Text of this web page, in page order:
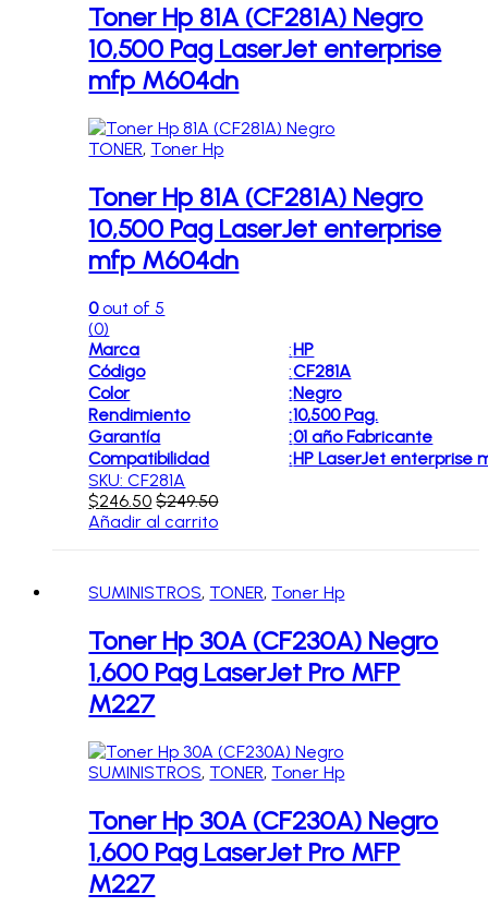
Toner Hp 81A (CF281A) Negro
10,500 Pag LaserJet enterprise
mfp M604dn
TONER, Toner Hp
Toner Hp 81A (CF281A) Negro
10,500 Pag LaserJet enterprise
mfp M604dn
0out of 5
(0)
Marca
:HP
Código
:CF281A
Color
:Negro
Rendimiento
:10,500 Pag.
Garantía
:01 año Fabricante
Compatibilidad
:HP LaserJet enterprise
SKU: CF281A
$246.50 $249.50
Añadir al carrito
SUMINISTROS, TONER, Toner Hp
Toner Hp 30A (CF230A) Negro
1,600 Pag LaserJet Pro MFP
M227
SUMINISTROS, TONER, Toner Hp
Toner Hp 30A (CF230A) Negro
1,600 Pag LaserJet Pro MFP
M227